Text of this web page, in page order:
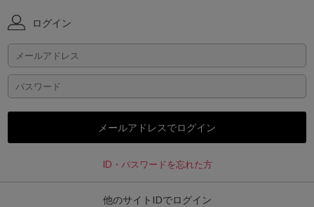
ログイン
ID・パスワードを忘れた方
他のサイトIDでログイン